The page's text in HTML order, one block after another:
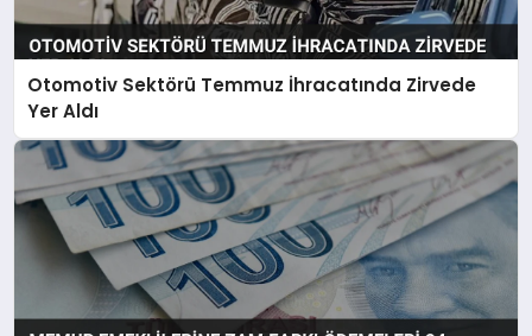
Otomotiv Sektörü Temmuz İhracatında Zirvede
Yer Aldı